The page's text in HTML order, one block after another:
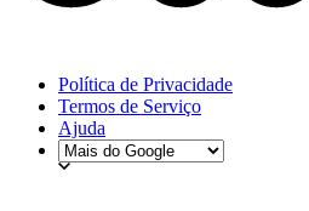
Política de Privacidade
Termos de Serviço
Ajuda